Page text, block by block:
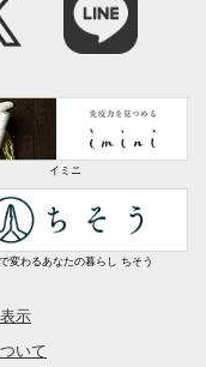
イミニ
変わるあなたの暮らし ちそう
示
いて